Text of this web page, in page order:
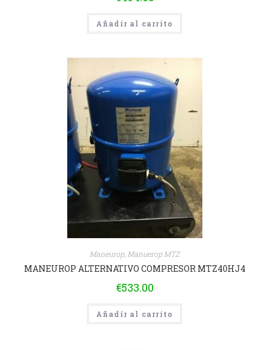
Añadir al carrito
Maneurop, Manuerop MTZ
MANEUROP ALTERNATIVO COMPRESOR MTZ40HJ4
€533.00
Añadir al carrito